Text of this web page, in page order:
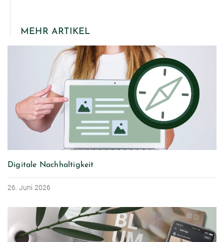
MEHR ARTIKEL
Digitale Nachhaltigkeit
26. Juni 2026